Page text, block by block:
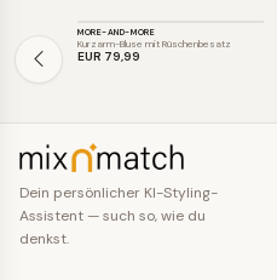
MORE-AND-MORE
Kurzarm-Bluse mit Rüschenbesatz
EUR 79,99
Dein persönlicher KI-Styling-
Assistent — such so, wie du
denkst.